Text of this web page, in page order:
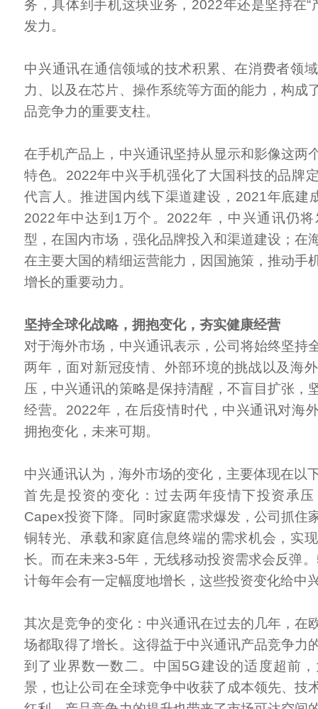
务，具体到手机这块业务，2022年还是坚持在“
发力。
中兴通讯在通信领域的技术积累、在消费者领
力、以及在芯片、操作系统等方面的能力，构成
品竞争力的重要支柱。
在手机产品上，中兴通讯坚持从显示和影像这两
特色。2022年中兴手机强化了大国科技的品牌
代言人。推进国内线下渠道建设，2021年底建
2022年中达到1万个。2022年，中兴通讯仍
型，在国内市场，强化品牌投入和渠道建设；在
在主要大国的精细运营能力，因国施策，推动手
增长的重要动力。
坚持全球化战略，拥抱变化，夯实健康经营
对于海外市场，中兴通讯表示，公司将始终坚持
两年，面对新冠疫情、外部环境的挑战以及海
压，中兴通讯的策略是保持清醒，不盲目扩张，
经营。2022年，在后疫情时代，中兴通讯对海
拥抱变化，未来可期。
中兴通讯认为，海外市场的变化，主要体现在以
首先是投资的变化：过去两年疫情下投资承
Capex投资下降。同时家庭需求爆发，公司抓住
铜转光、承载和家庭信息终端的需求机会，实
长。而在未来3-5年，无线移动投资需求会反弹
计每年会有一定幅度地增长，这些投资变化给中
其次是竞争的变化：中兴通讯在过去的几年，在
场都取得了增长。这得益于中兴通讯产品竞争力
到了业界数一数二。中国5G建设的适度超前
景，也让公司在全球竞争中收获了成本领先、技